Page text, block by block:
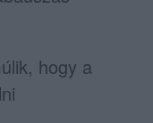
hogy a